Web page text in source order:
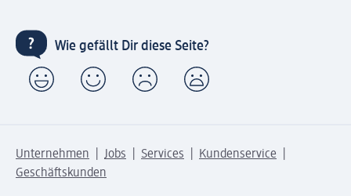
Wie gefällt Dir diese Seite?
Unternehmen Jobs Services
Kundenservice
Geschäftskunden